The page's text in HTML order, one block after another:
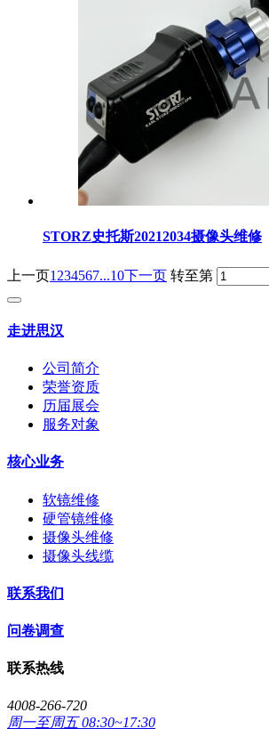
STORZ史托斯20212034摄像头维修
上一页1 234567...10下一页 转至第
走进思汉
公司简介
荣誉资质
历届展会
服务对象
核心业务
软镜维修
硬管镜维修
摄像头维修
摄像头线缆
联系我们
问卷调查
联系热线
4008-266-720
周一至周五 08:30~17:30